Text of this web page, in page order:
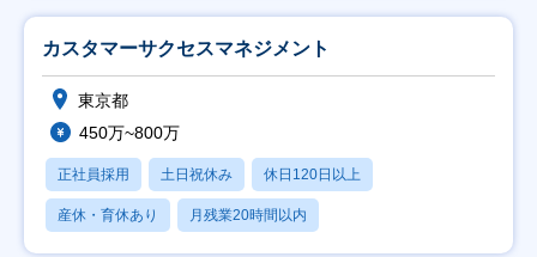
カスタマーサクセスマネジメント
東京都
450万~800万
正社員採用 土日祝休み 休日120日以上
産休・育休あり 月残業20時間以内